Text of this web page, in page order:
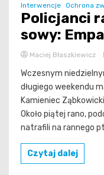
Interwencje Ochrona
Policjanci
sowy:
Maciej Błaszkiewicz
Wczesnym
długiego weekendu
Kamieniec
Około piątej rano,
natrafili na rannego
Czytaj dalej